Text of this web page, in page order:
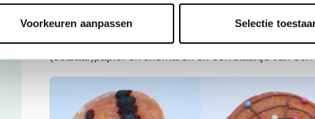
Voorkeuren aanpassen Selectie
van poedersuiker met water). In dit mooie
vast niet lang meer duren! De draden van het web
Piep, kijk eenmuis! Plak 2 helften van een eierkoek
(eetbaar)papier en snorharen en een staartje van